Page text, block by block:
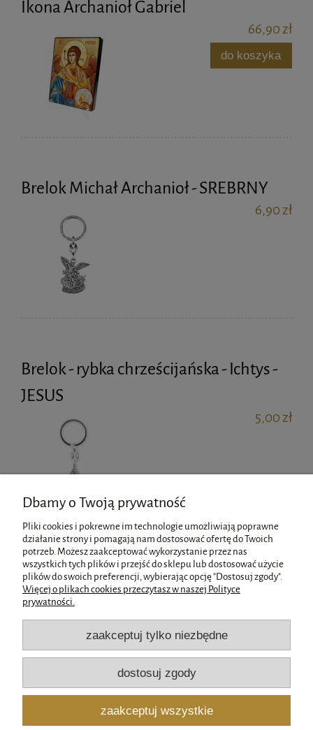
Ikona Archanioł Gabriel
66,90 zł
do koszyka
Brelok Michał Archanioł - SREBRNY
6,90 zł
Brelok - rybka chrześcijańska - Ichtys -
JESUS
5,00 zł
Pomoc
Płatności i dostawa
Informacje
O nas
Dbamy o Twoją prywatność
Pliki cookies i pokrewne im technologie umożliwiają poprawne
działanie strony i pomagają nam dostosować ofertę do Twoich
potrzeb. Możesz zaakceptować wykorzystanie przez nas
wszystkich tych plików i przejść do sklepu lub dostosować użycie
plików do swoich preferencji, wybierając opcję "Dostosuj zgody".
Więcej o plikach cookies przeczytasz w naszej Polityce
prywatności.
zaakceptuj tylko niezbędne
dostosuj zgody
zaakceptuj wszystkie